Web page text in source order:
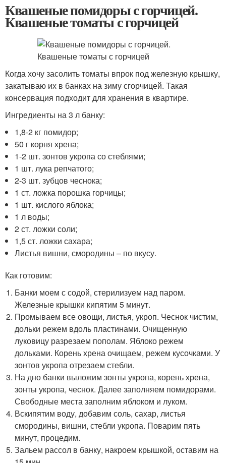
Квашеные помидоры с горчицей.
Квашеные томаты с горчицей
Когда хочу засолить томаты впрок под железную крышку,
закатываю их в банках на зиму сгорчицей. Такая
консервация подходит для хранения в квартире.
Ингредиенты на 3 л банку:
1,8-2 кг помидор;
50 г корня хрена;
1-2 шт. зонтов укропа со стеблями;
1 шт. лука репчатого;
2-3 шт. зубцов чеснока;
1 ст. ложка порошка горчицы;
1 шт. кислого яблока;
1 л воды;
2 ст. ложки соли;
1,5 ст. ложки сахара;
Листья вишни, смородины – по вкусу.
Как готовим:
Банки моем с содой, стерилизуем над паром.
Железные крышки кипятим 5 минут.
Промываем все овощи, листья, укроп. Чеснок чистим,
дольки режем вдоль пластинами. Очищенную
луковицу разрезаем пополам. Яблоко режем
дольками. Корень хрена очищаем, режем кусочками. У
зонтов укропа отрезаем стебли.
На дно банки выложим зонты укропа, корень хрена,
зонты укропа, чеснок. Далее заполняем помидорами.
Свободные места заполним яблоком и луком.
Вскипятим воду, добавим соль, сахар, листья
смородины, вишни, стебли укропа. Поварим пять
минут, процедим.
Зальем рассол в банку, накроем крышкой, оставим на